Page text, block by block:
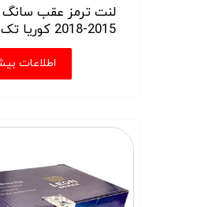
لنت ترمز عقب سانگ
2015-2018 کوریا تک (Korea-Tec)
اطلاعات